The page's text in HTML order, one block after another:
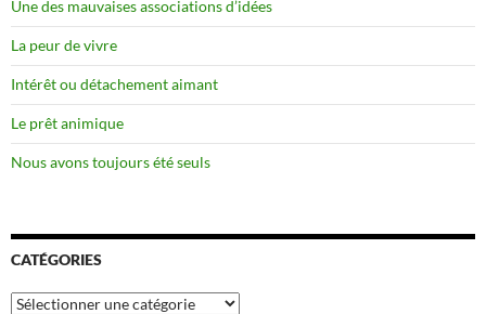
Une des mauvaises associations d’idées
La peur de vivre
Intérêt ou détachement aimant
Le prêt animique
Nous avons toujours été seuls
CATÉGORIES
Catégories